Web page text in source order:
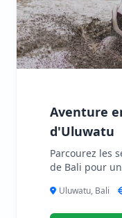
Aventure
d'Uluwatu
Parcourez les
de Bali pour
Uluwatu, Bali